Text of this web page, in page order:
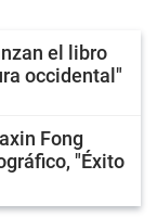
el libro
occidental"
Fong
"Éxito